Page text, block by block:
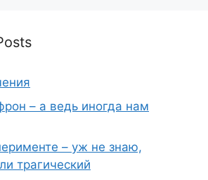
– а ведь иногда нам
– уж не знаю,
трагический